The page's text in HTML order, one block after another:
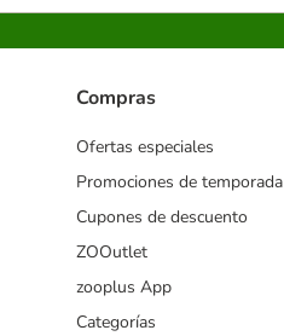
Compras
Ofertas especiales
Promociones de temporada
Cupones de descuento
ZOOutlet
zooplus App
Categorías